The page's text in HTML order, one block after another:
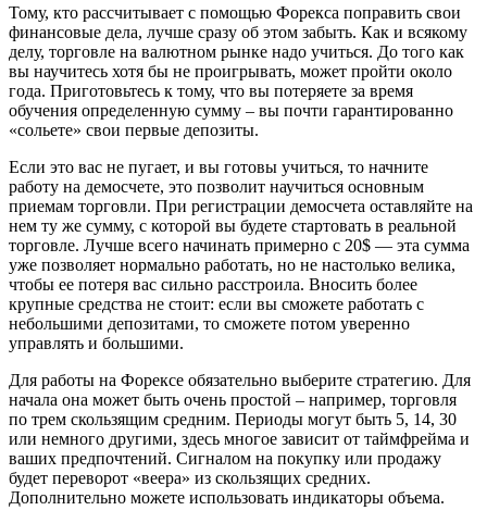
Тому, кто рассчитывает с помощью Форекса поправить свои
финансовые дела, лучше сразу об этом забыть. Как и всякому
делу, торговле на валютном рынке надо учиться. До того как
вы научитесь хотя бы не проигрывать, может пройти около
года. Приготовьтесь к тому, что вы потеряете за время
обучения определенную сумму – вы почти гарантированно
«сольете» свои первые депозиты.
Если это вас не пугает, и вы готовы учиться, то начните
работу на демосчете, это позволит научиться основным
приемам торговли. При регистрации демосчета оставляйте на
нем ту же сумму, с которой вы будете стартовать в реальной
торговле. Лучше всего начинать примерно с 20$ — эта сумма
уже позволяет нормально работать, но не настолько велика,
чтобы ее потеря вас сильно расстроила. Вносить более
крупные средства не стоит: если вы сможете работать с
небольшими депозитами, то сможете потом уверенно
управлять и большими.
Для работы на Форексе обязательно выберите стратегию. Для
начала она может быть очень простой – например, торговля
по трем скользящим средним. Периоды могут быть 5, 14, 30
или немного другими, здесь многое зависит от таймфрейма и
ваших предпочтений. Сигналом на покупку или продажу
будет переворот «веера» из скользящих средних.
Дополнительно можете использовать индикаторы объема.